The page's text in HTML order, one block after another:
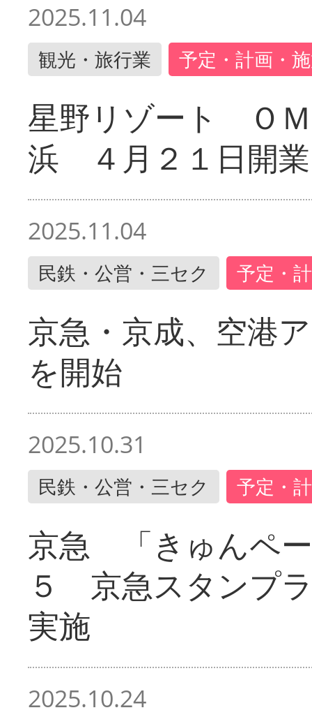
2025.11.04
観光・旅行業 予定・計画・
星野リゾート Ｏ
浜 ４月２１日開業
2025.11.04
民鉄・公営・三セク 予定・
京急・京成、空港
を開始
2025.10.31
民鉄・公営・三セク 予定・
京急 「きゅんペ
５ 京急スタンプ
実施
2025.10.24